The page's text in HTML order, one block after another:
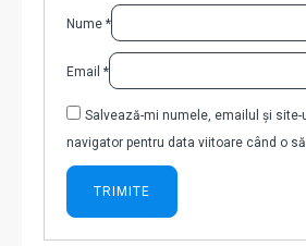
Nume *
Email *
Salvează-mi numele, emailul și
navigator pentru data viitoare când o